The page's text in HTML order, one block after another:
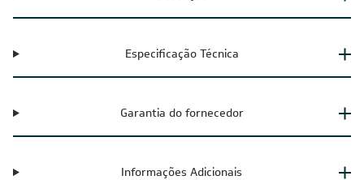
Especificação Técnica
Garantia do fornecedor
Informações Adicionais